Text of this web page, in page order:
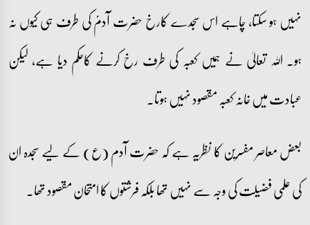
نہیں ہو سکتا، چاہے اس سجدے کارخ حضرت آدمؑ کی طرف ہی کیوں نہ
ہو۔ اللہ تعالیٰ نے ہمیں کعبہ کی طرف رخ کرنے کاحکم دیا ہے، لیکن
عبادت میں خانہ کعبہ مقصود نہیں ہوتا۔
بعض معاصر مفسرین کا نظریہ ہے کہ حضرت آدم (ع) کے لیے سجدہ ان
کی علمی فضیلت کی وجہ سے نہیں تھا بلکہ فرشتوں کا امتحان مقصود تھا۔